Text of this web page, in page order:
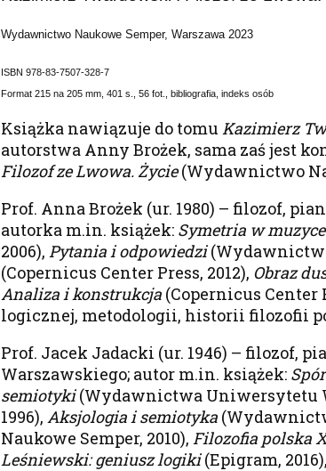
Wydawnictwo Naukowe Semper, Warszawa 2023
ISBN 978-83-7507-328-7
Format 215 na 205 mm, 401 s., 56 fot., bibliografia, indeks osób
Książka nawiązuje do tomu Kazimierz
autorstwa Anny Brożek, sama zaś jest
Filozof ze Lwowa. Życie(Wydawnictwo
Prof. Anna Brożek (ur. 1980) – filozof,
autorka m.in. książek: Symetria w muzyce
2006), Pytania i odpowiedzi
(Copernicus Center Press, 2012), Obraz
Analiza i konstrukcja(Copernicus Center
logicznej, metodologii, historii filozofii
Prof. Jacek Jadacki (ur. 1946) – filozof,
Warszawskiego; autor m.in. książek:
semiotyki(Wydawnictwa Uniwersytetu
1996), Aksjologia i semiotyka
Naukowe Semper, 2010), Filozofia polska
Leśniewski: geniusz logiki(Epigram,